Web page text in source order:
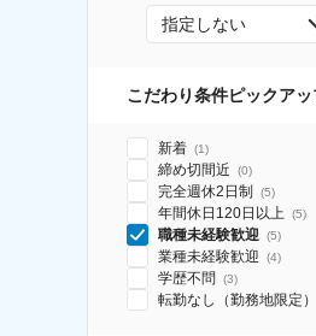
指定しない
こだわり条件ピックアッ
新着 (1)
締め切間近 (0)
完全週休2日制 (5)
年間休日120日以上 (5)
職種未経験歓迎 (5)
業種未経験歓迎 (4)
学歴不問 (3)
転勤なし（勤務地限定）